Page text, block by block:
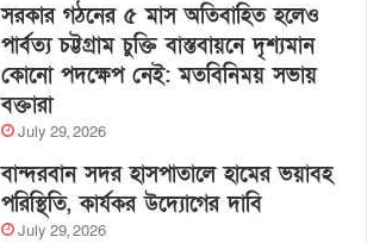
সরকার গঠনের ৫ মাস অতিবাহিত হলেও
পার্বত্য চট্টগ্রাম চুক্তি বাস্তবায়নে দৃশ্যমান
কোনো পদক্ষেপ নেই: মতবিনিময় সভায়
বক্তারা
July 29, 2026
বান্দরবান সদর হাসপাতালে হামের ভয়াবহ
পরিস্থিতি, কার্যকর উদ্যোগের দাবি
July 29, 2026